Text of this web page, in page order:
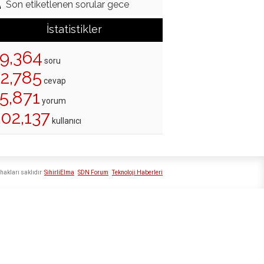
Son etiketlenen sorular gece
İstatistikler
soru
cevap
yorum
kullanıcı
SihirliElma SDN Forum Teknoloji Haberleri
saklıdır